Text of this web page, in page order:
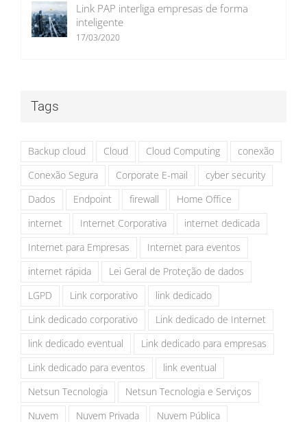
Link PAP interliga empresas de forma
inteligente
17/03/2020
Tags
Backup cloud Cloud Cloud Computing
conexão
Conexão Segura
Corporate E-mail
cyber security
Dados
Endpoint firewall
Home Office
internet
Internet Corporativa
internet dedicada
Internet para Empresas
Internet para eventos
internet rápida
Lei Geral de Proteção de dados
LGPD
Link corporativo
link dedicado
Link dedicado corporativo
Link dedicado de Internet
link dedicado eventual
Link dedicado para empresas
Link dedicado para eventos
link eventual
Netsun Tecnologia
Netsun Tecnologia e Serviços
Nuvem
Nuvem Privada
Nuvem Pública